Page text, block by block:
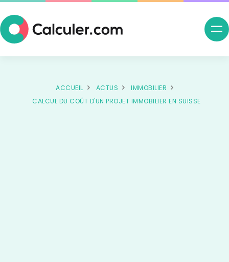
ACCUEIL ACTUS
IMMOBILIER
CALCUL DU COÛT D'UN PROJET IMMOBILIER EN SUISSE